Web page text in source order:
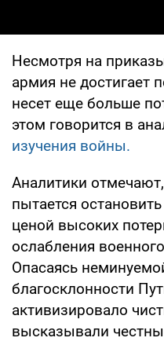
Несмотря на
армия не достигает
несет еще больше
этом говорится в
изучения войны.
Аналитики
пытается
ценой высоких
ослабления
Опасаясь
благосклонности
активизировало
высказывали